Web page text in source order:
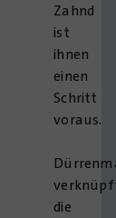
Zahnd
ist
ihnen
einen
Schritt
voraus.
die